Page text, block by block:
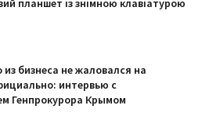
планшет із знімною клавіатурою
из бизнеса не жаловался на
интервью с
Генпрокурора Крымом